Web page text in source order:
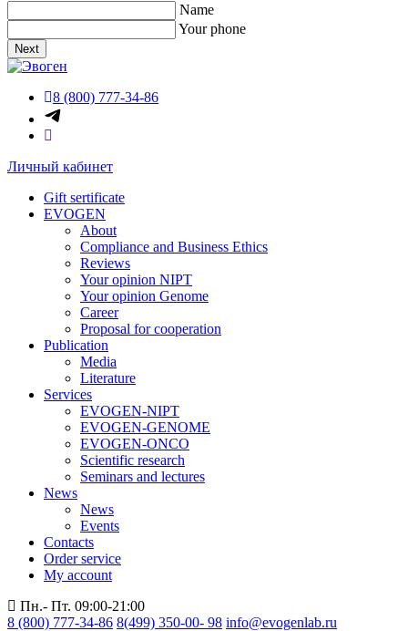
Name
Your phone
Next
8 (800) 777-34-86
Личный кабинет
Gift sertificate
EVOGEN
About
Compliance and Business Ethics
Reviews
Your opinion NIPT
Your opinion Genome
Career
Proposal for cooperation
Publication
Media
Literature
Services
EVOGEN-NIPT
EVOGEN-GENOME
EVOGEN-ONCO
Scientific research
Seminars and lectures
News
News
Events
Contacts
Order service
My account
Пн.- Пт. 09:00-21:00
8 (800) 777-34-86 8(499) 350-00- 98 info@evogenlab.ru